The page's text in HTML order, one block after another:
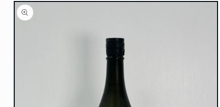
略過產
品資訊